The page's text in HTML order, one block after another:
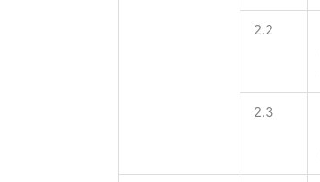
2.2
2.3